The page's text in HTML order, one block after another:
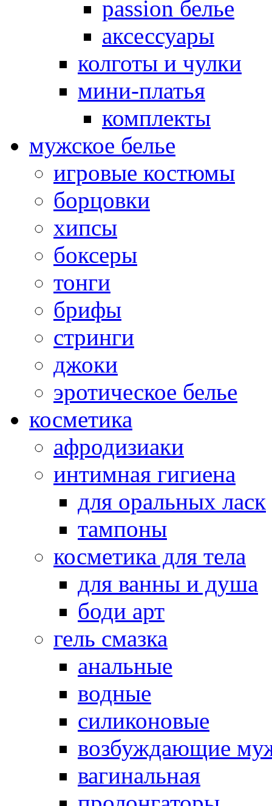
passion белье
аксессуары
колготы и чулки
мини-платья
комплекты
мужское белье
игровые костюмы
борцовки
хипсы
боксеры
тонги
брифы
стринги
джоки
эротическое белье
косметика
афродизиаки
интимная гигиена
для оральных ласк
тампоны
косметика для тела
для ванны и душа
боди арт
гель смазка
анальные
водные
силиконовые
возбуждающие
вагинальная